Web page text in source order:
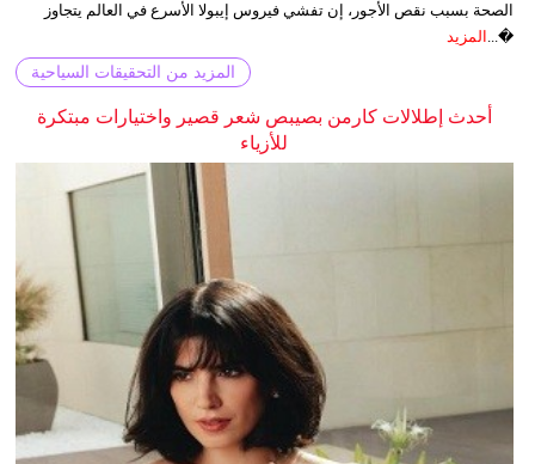
الصحة بسبب نقص الأجور، إن تفشي فيروس إيبولا الأسرع في العالم يتجاوز
�... المزيد
المزيد من التحقيقات السياحية
أحدث إطلالات كارمن بصيبص شعر قصير واختيارات مبتكرة
للأزياء